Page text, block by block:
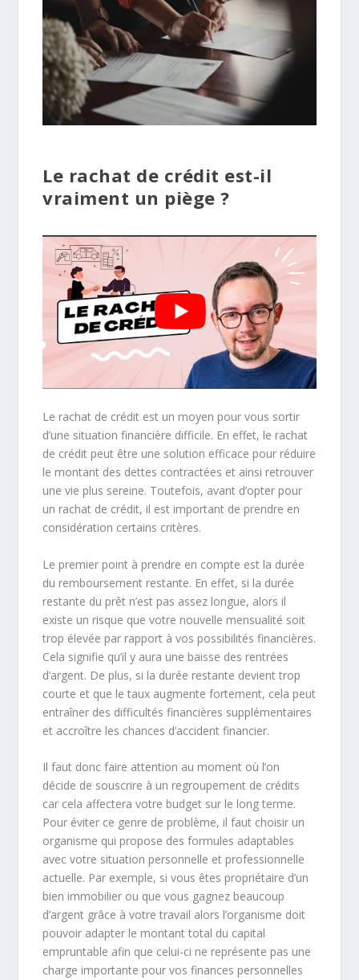
Le rachat de crédit est-il
vraiment un piège ?
Le rachat de crédit est un moyen pour vous sortir
d’une situation financière difficile. En effet, le rachat
de crédit peut être une solution efficace pour réduire
le montant des dettes contractées et ainsi retrouver
une vie plus sereine. Toutefois, avant d’opter pour
un rachat de crédit, il est important de prendre en
considération certains critères.
Le premier point à prendre en compte est la durée
du remboursement restante. En effet, si la durée
restante du prêt n’est pas assez longue, alors il
existe un risque que votre nouvelle mensualité soit
trop élevée par rapport à vos possibilités financières.
Cela signifie qu’il y aura une baisse des rentrées
d’argent. De plus, si la durée restante devient trop
courte et que le taux augmente fortement, cela peut
entraîner des difficultés financières supplémentaires
et accroître les chances d’accident financier.
Il faut donc faire attention au moment où l’on
décide de souscrire à un regroupement de crédits
car cela affectera votre budget sur le long terme.
Pour éviter ce genre de problème, il faut choisir un
organisme qui propose des formules adaptables
avec votre situation personnelle et professionnelle
actuelle. Par exemple, si vous êtes propriétaire d’un
bien immobilier ou que vous gagnez beaucoup
d’argent grâce à votre travail alors l’organisme doit
pouvoir adapter le montant total du capital
empruntable afin que celui-ci ne représente pas une
charge importante pour vos finances personnelles